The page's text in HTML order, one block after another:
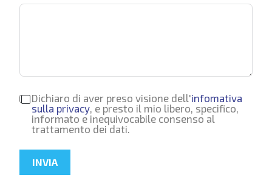
Dichiaro di aver preso visione dell'infomativa
sulla privacy, e presto il mio libero, specifico,
informato e inequivocabile consenso al
trattamento dei dati.
INVIA